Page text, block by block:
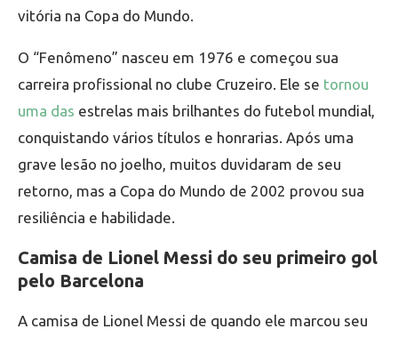
vitória na Copa do Mundo.
O “Fenômeno” nasceu em 1976 e começou sua
carreira profissional no clube Cruzeiro. Ele se tornou
uma das estrelas mais brilhantes do futebol mundial,
conquistando vários títulos e honrarias. Após uma
grave lesão no joelho, muitos duvidaram de seu
retorno, mas a Copa do Mundo de 2002 provou sua
resiliência e habilidade.
Camisa de Lionel Messi do seu primeiro gol
pelo Barcelona
A camisa de Lionel Messi de quando ele marcou seu